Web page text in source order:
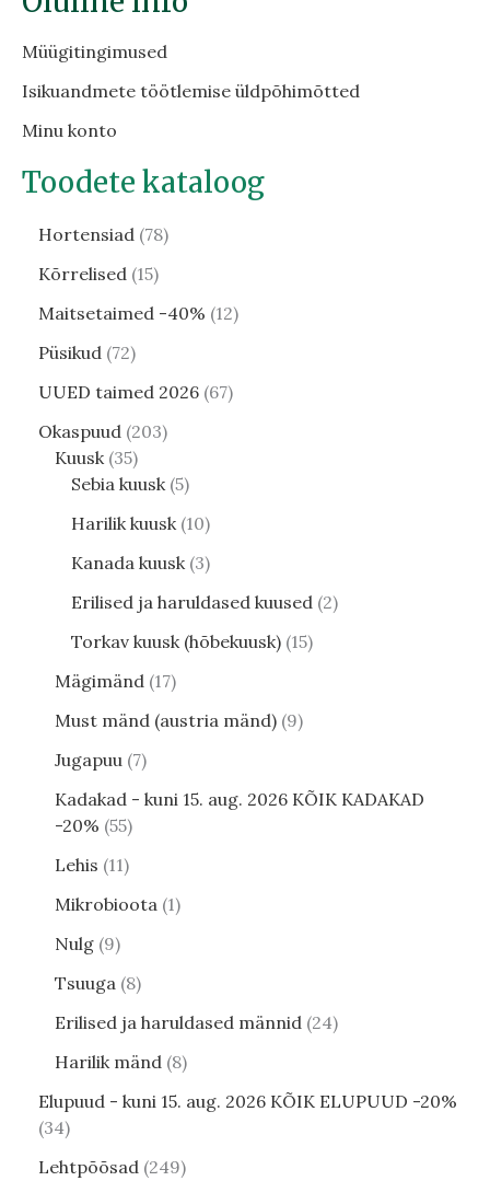
Müügitingimused
Isikuandmete töötlemise üldpõhimõtted
Minu konto
Toodete kataloog
Hortensiad 78
Kõrrelised 15
Maitsetaimed -40% 12
Püsikud 72
UUED taimed 2026 67
Okaspuud 203
Kuusk 35
Sebia kuusk 5
Harilik kuusk 10
Kanada kuusk 3
Erilised ja haruldased kuused 2
Torkav kuusk (hõbekuusk) 15
Mägimänd 17
Must mänd (austria mänd) 9
Jugapuu 7
Kadakad - kuni 15. aug. 2026 KÕIK KADAKAD
-20% 55
Lehis 11
Mikrobioota 1
Nulg 9
Tsuuga 8
Erilised ja haruldased männid 24
Harilik mänd 8
Elupuud - kuni 15. aug. 2026 KÕIK ELUPUUD -20%
34
Lehtpõõsad 249